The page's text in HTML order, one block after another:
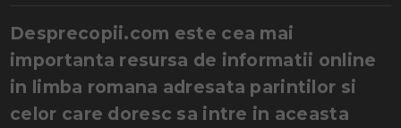
Desprecopii.com este cea mai
importanta resursa de informatii online
in limba romana adresata parintilor si
celor care doresc sa intre in aceasta